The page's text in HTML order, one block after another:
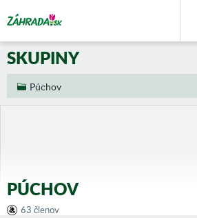
SKUPINY
Púchov
PÚCHOV
63 členov